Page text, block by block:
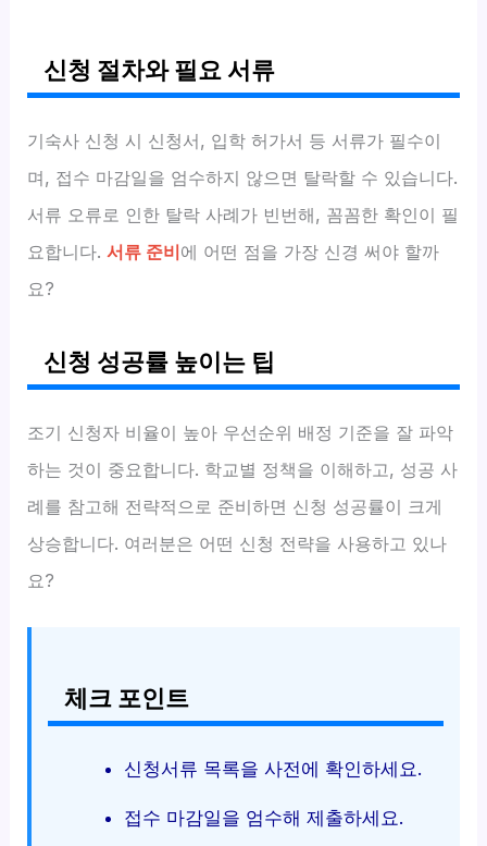
신청 절차와 필요 서류
기숙사 신청 시 신청서, 입학 허가서 등 서류가 필수이
며, 접수 마감일을 엄수하지 않으면 탈락할 수 있습니다.
서류 오류로 인한 탈락 사례가 빈번해, 꼼꼼한 확인이 필
요합니다.서류 준비에 어떤 점을 가장 신경 써야 할까
요?
신청 성공률 높이는 팁
조기 신청자 비율이 높아 우선순위 배정 기준을 잘 파악
하는 것이 중요합니다. 학교별 정책을 이해하고, 성공 사
례를 참고해 전략적으로 준비하면 신청 성공률이 크게
상승합니다. 여러분은 어떤 신청 전략을 사용하고 있나
요?
체크 포인트
신청서류 목록을 사전에 확인하세요.
접수 마감일을 엄수해 제출하세요.